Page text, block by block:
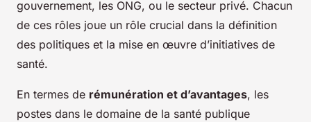
gouvernement, les ONG, ou le secteur privé. Chacun
de ces rôles joue un rôle crucial dans la définition
des politiques et la mise en œuvre d’initiatives de
santé.
En termes de rémunération et d’avantages, les
postes dans le domaine de la santé publique